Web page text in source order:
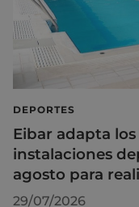
DEPORTES
Eibar adapta
instalaciones
agosto para
29/07/2026